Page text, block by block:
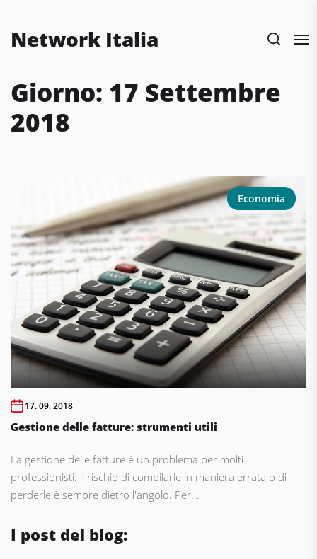
theNetwork Italia
Giorno: 17 Settembre
2018
Economia
17. 09. 2018
Gestione delle fatture: strumenti utili
La gestione delle fatture è un problema per molti
professionisti: il rischio di compilarle in maniera errata o di
perderle è sempre dietro l'angolo. Per...
I post del blog: